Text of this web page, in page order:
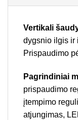
Vertikali
dygsnio ilgis ir
Prispaudimo
Pagrindiniai
prispaudimo
įtempimo
atjungimas,